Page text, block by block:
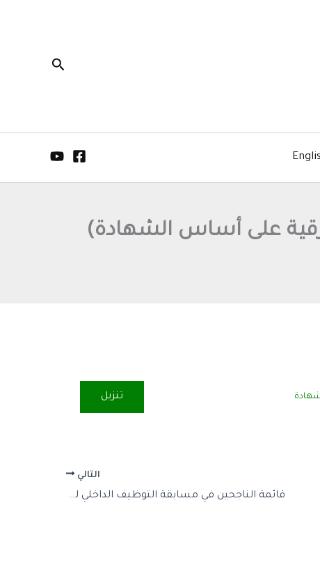
البحث
تنزيل
التالي
قائمة الناجحين في مسابقة التوظيف الداخلي لسنة 2024 (الترقية عن طريق الإختيار)